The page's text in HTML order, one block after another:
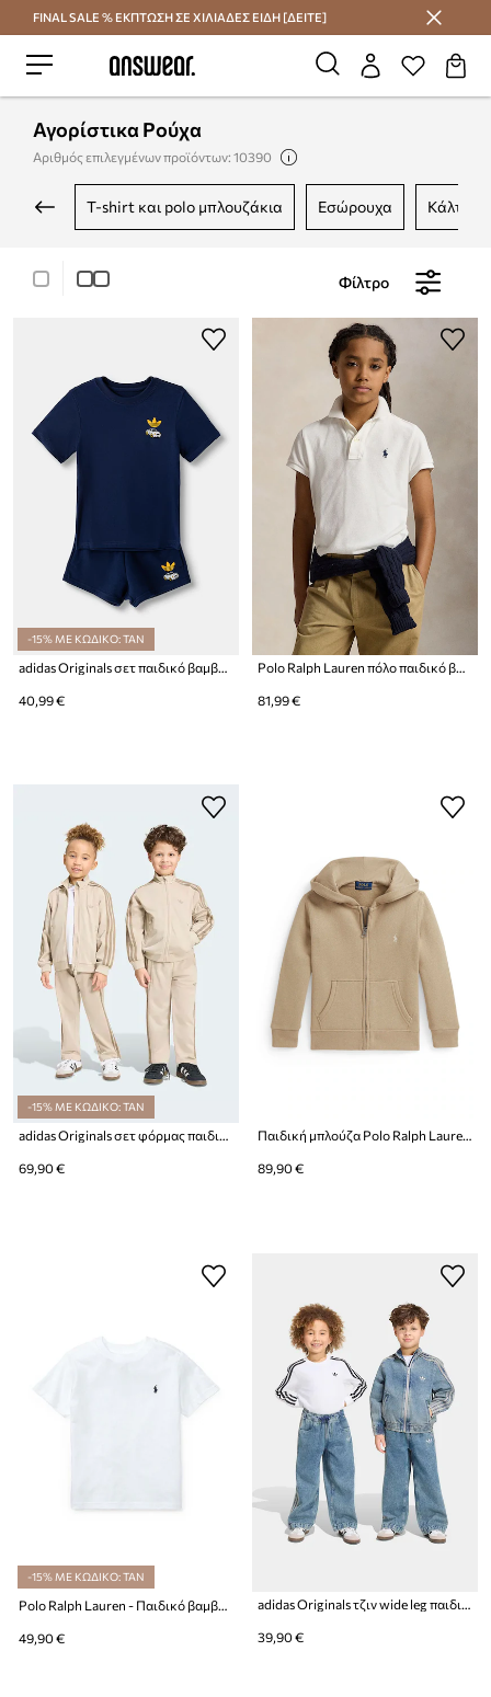
Εξοικονομήστε με το Answear Club
FINAL SALE % ΕΚΠΤΩΣΗ ΣΕ ΧΙΛΙΑΔΕΣ ΕΙΔΗ [ΔΕΙΤΕ]
Αγορίστικα Ρούχα
Αριθμός επιλεγμένων προϊόντων: 10390
t-shirt και polo μπλουζάκια εσώρουχα κάλτσες
Φίλτρο
-15% ΜΕ ΚΩΔΙΚΟ: TAN
adidas Originals σετ παιδικό βαμβακερό
40,99 €
Polo Ralph Lauren πόλο παιδικό βαμβακερό
81,99 €
-15% ΜΕ ΚΩΔΙΚΟ: TAN
adidas Originals σετ φόρμας παιδικό
69,90 €
Παιδική μπλούζα Polo Ralph Lauren
89,90 €
-15% ΜΕ ΚΩΔΙΚΟ: TAN
Polo Ralph Lauren - Παιδικό βαμβακερό μπλουζάκι
49,90 € 39,90 €